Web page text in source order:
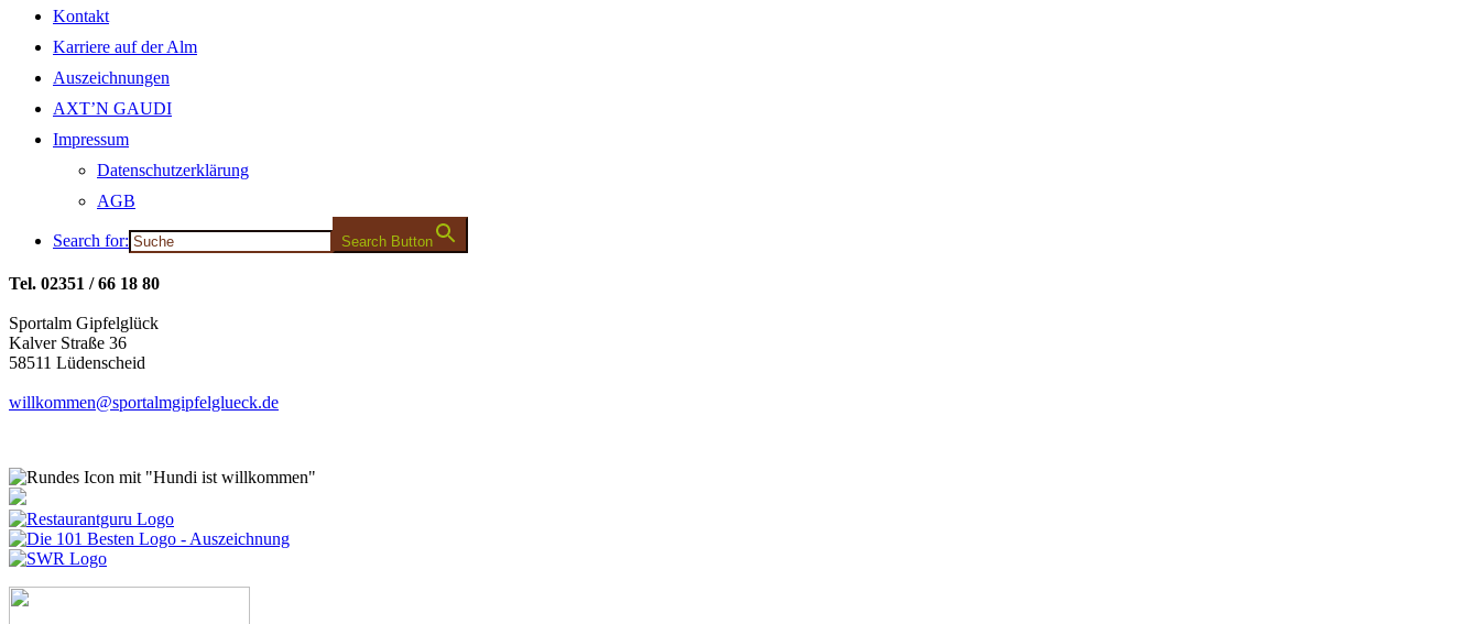
Kontakt
Karriere auf der Alm
Auszeichnungen
AXT’N GAUDI
Impressum
Datenschutzerklärung
AGB
Search for: Search Button
Tel. 02351 / 66 18 80
Sportalm Gipfelglück
Kalver Straße 36
58511 Lüdenscheid
willkommen@sportalmgipfelglueck.de